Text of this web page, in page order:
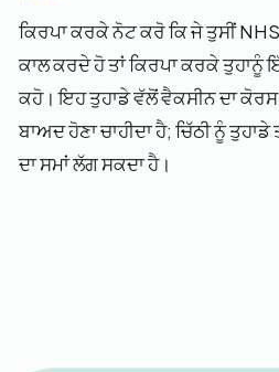
ਕਿਰਪਾ ਕਰਕੇ ਨੋਟ ਕਰੋ ਕਿ ਜੇ ਤੁਸੀਂ
ਕਾਲ ਕਰਦੇ ਹੋ ਤਾਂ ਕਿਰਪਾ ਕਰਕੇ
ਕਹੋ। ਇਹ ਤੁਹਾਡੇ ਵੱਲੋਂ ਵੈਕਸੀਨ ਦਾ
ਬਾਅਦ ਹੋਣਾ ਚਾਹੀਦਾ ਹੈ; ਚਿੱਠੀ ਨੂੰ
ਦਾ ਸਮਾਂ ਲੱਗ ਸਕਦਾ ਹੈ।